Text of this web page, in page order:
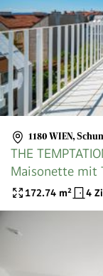
1180 WIEN,
THE
Maisonette mit
m² Freifläche |
172.74 m² 4